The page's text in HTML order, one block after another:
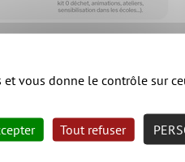
ménagères (ou ouverture de
bac est collecté.
et vous donne le contrôle sur
Tout refuser